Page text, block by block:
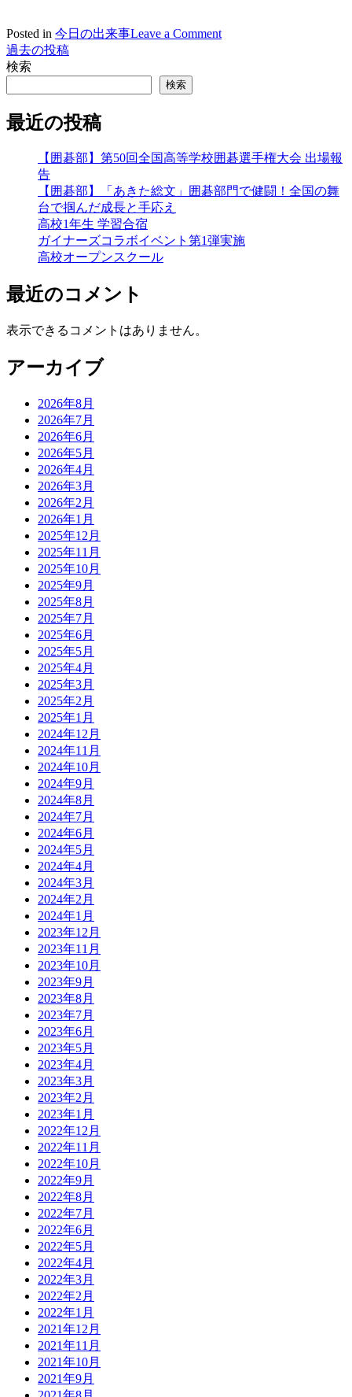
Posted in 今日の出来事Leave a Commenton
ダ
ス
会
投
稿
ビ
過去の投稿
検索
検索
最近の投稿
【囲碁部】第50回全国高等学校囲碁選手権大会 出場報
告
【囲碁部】「あきた総文」囲碁部門で健闘！全国の舞
台で掴んだ成長と手応え
高校1年生 学習合宿
ガイナーズコラボイベント第1弾実施
高校オープンスクール
最近のコメント
表示できるコメントはありません。
アーカイブ
2026年8月
2026年7月
2026年6月
2026年5月
2026年4月
2026年3月
2026年2月
2026年1月
2025年12月
2025年11月
2025年10月
2025年9月
2025年8月
2025年7月
2025年6月
2025年5月
2025年4月
2025年3月
2025年2月
2025年1月
2024年12月
2024年11月
2024年10月
2024年9月
2024年8月
2024年7月
2024年6月
2024年5月
2024年4月
2024年3月
2024年2月
2024年1月
2023年12月
2023年11月
2023年10月
2023年9月
2023年8月
2023年7月
2023年6月
2023年5月
2023年4月
2023年3月
2023年2月
2023年1月
2022年12月
2022年11月
2022年10月
2022年9月
2022年8月
2022年7月
2022年6月
2022年5月
2022年4月
2022年3月
2022年2月
2022年1月
2021年12月
2021年11月
2021年10月
2021年9月